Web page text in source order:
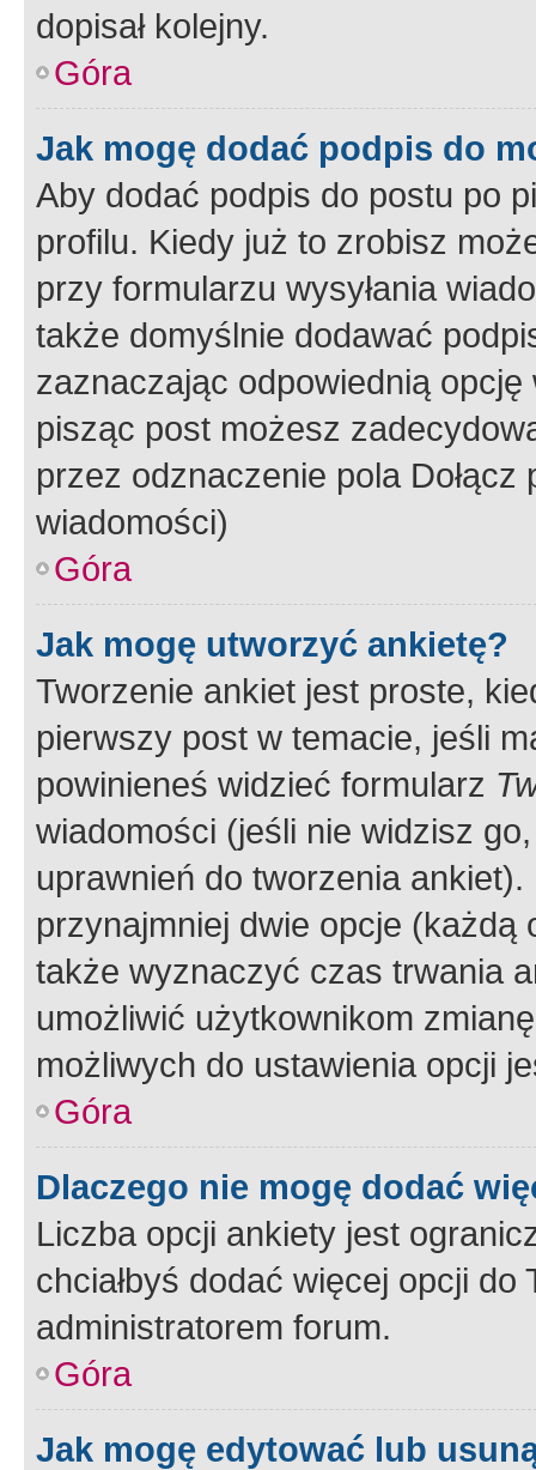
dopisał kolejny.
Góra
Jak mogę dodać podpis do
Aby dodać podpis do postu po
profilu. Kiedy już to zrobisz
przy formularzu wysyłania
także domyślnie dodawać
zaznaczając odpowiednią
pisząc post możesz
przez odznaczenie pola
wiadomości)
Góra
Jak mogę utworzyć ankietę?
Tworzenie ankiet jest proste,
pierwszy post w temacie, jeśli
powinieneś widzieć formularz
wiadomości (jeśli nie widzisz
uprawnień do tworzenia
przynajmniej dwie opcje
także wyznaczyć czas trwania
umożliwić użytkownikom
możliwych do ustawienia opcji
Góra
Dlaczego nie mogę dodać
Liczba opcji ankiety jest
chciałbyś dodać więcej opcji
administratorem forum.
Góra
Jak mogę edytować lub